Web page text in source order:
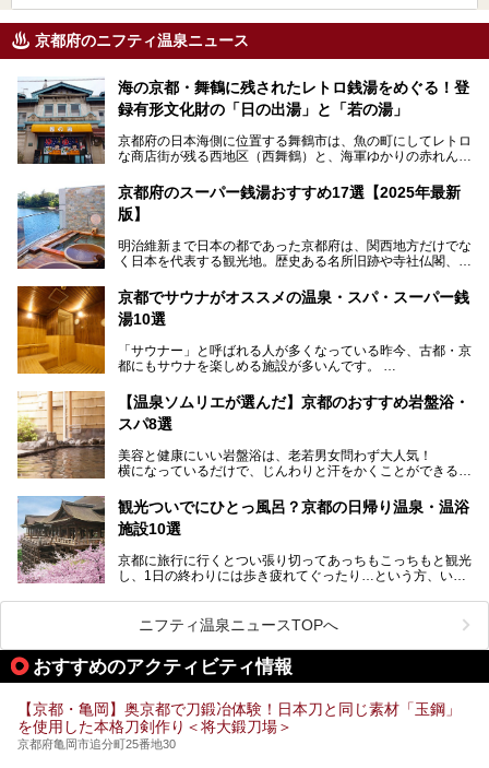
京都府のニフティ温泉ニュース
海の京都・舞鶴に残されたレトロ銭湯をめぐる！登
録有形文化財の「日の出湯」と「若の湯」
京都府の日本海側に位置する舞鶴市は、魚の町にしてレトロ
な商店街が残る西地区（西舞鶴）と、海軍ゆかりの赤れんが
ます。今回案内するのは西地区に今も残る2軒の銭湯「日の
出湯」と「若の湯」。いずれも国の登録有形文化財に指定さ
れた歴史ある建物でありながら、今も現役のお風呂屋さんで
漁師町や商店街で働く人々を支えてきたこの2軒の銭湯とと
ます。
───
この記事は京都府舞鶴市のPR記事です。
京都府のスーパー銭湯おすすめ17選【2025年最新
版】
明治維新まで日本の都であった京都府は、関西地方だけでな
く日本を代表する観光地。歴史ある名所旧跡や寺社仏閣、そ
今回は、そんな京都府で2025年現在おすすめのスーパー銭
湯を紹介します。
部でレジャー気分を満喫できる温泉施設まで、好みのスーパ
ー銭湯を探してみてくださいね。
京都でサウナがオススメの温泉・スパ・スーパー銭
湯10選
「サウナー」と呼ばれる人が多くなっている昨今、古都・京
都にもサウナを楽しめる施設が多いんです。
自分の好きなサウナを探すのもいいですが、さまざまなサウ
ナを体感してみたいですよね。
のある温浴施設を紹介します。
ウナを楽しみましょう！
【温泉ソムリエが選んだ】京都のおすすめ岩盤浴・
スパ8選
美容と健康にいい岩盤浴は、老若男女問わず大人気！
横になっているだけで、じんわりと汗をかくことができるの
地元の方はもちろん、旅先としても人気の京都。
観光のついでに岩盤浴のある温泉に浸かってリフレッシュす
今回は京都にある岩盤浴のある施設をピックアップしてご紹
観光ついでにひとっ風呂？京都の日帰り温泉・温浴
施設10選
京都に旅行に行くとつい張り切ってあっちもこっちもと観光
し、1日の終わりには歩き疲れてぐったり…という方、いま
そんな疲れた身体には温泉です！京都には、市内にも郊外に
も素晴らしい温泉がたくさんあります。そこで、日帰り利用
できるおすすめの温泉・温浴施設をまとめてみました。
ニフティ温泉ニュースTOPへ
おすすめのアクティビティ情報
【京都・亀岡】奥京都で刀鍛冶体験！日本刀と同じ素材「玉鋼」
を使用した本格刀剣作り＜将大鍛刀場＞
京都府亀岡市追分町25番地30